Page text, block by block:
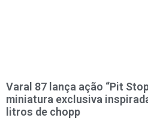
Varal 87 lança ação “Pit
miniatura exclusiva
litros de chopp